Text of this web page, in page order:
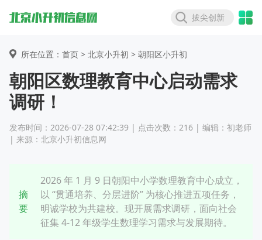
拔尖创新
所在位置：首页 > 北京小升初 > 朝阳区小升初
朝阳区数理教育中心启动需求
调研！
发布时间：2026-07-28 07:42:39 | 点击次数：216 | 编辑：初老师
| 来源：北京小升初信息网
摘
要
2026 年 1 月 9 日朝阳中小学数理教育中心成立，
以 “贯通培养、分层进阶” 为核心推进五项任务，
明诚学校为共建校。现开展需求调研，面向社会
征集 4-12 年级学生数理学习需求与发展期待。